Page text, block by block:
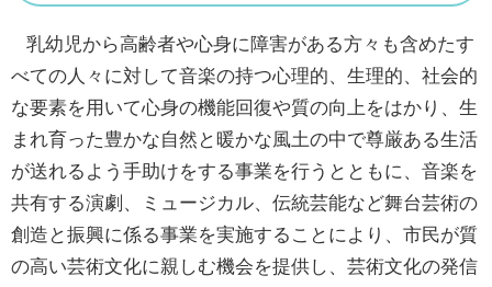
乳幼児から高齢者や心身に障害がある方々も含めたす
べての人々に対して音楽の持つ心理的、生理的、社会的
な要素を用いて心身の機能回復や質の向上をはかり、生
まれ育った豊かな自然と暖かな風土の中で尊厳ある生活
が送れるよう手助けをする事業を行うとともに、音楽を
共有する演劇、ミュージカル、伝統芸能など舞台芸術の
創造と振興に係る事業を実施することにより、市民が質
の高い芸術文化に親しむ機会を提供し、芸術文化の発信